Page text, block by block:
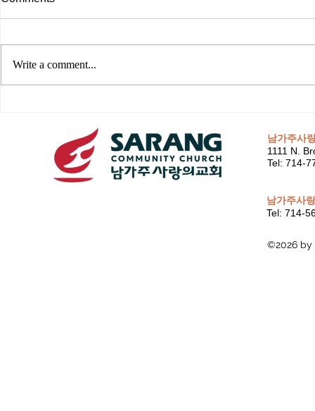
Write a comment...
남가주사
1111 N.
Tel: 714-
남가주사
Tel: 714-
©2026 by